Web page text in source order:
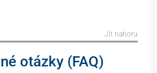
Jít nahoru
otázky (FAQ)